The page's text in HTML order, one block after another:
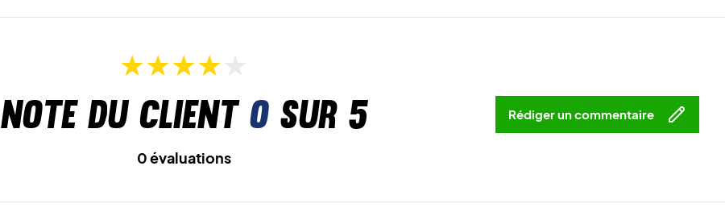
Note du client 0sur 5 Rédiger un commentaire
0 évaluations